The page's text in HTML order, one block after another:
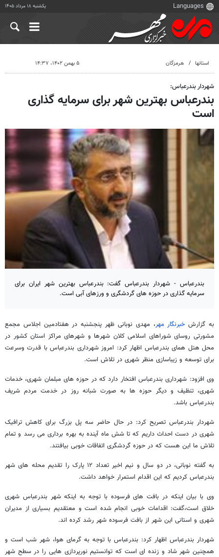
یکشنبه ۱۸ مرداد ۱۴۰۵
استانها هرمزگان ۵ بهمن ۱۴۰۲، ۱۴:۳۷
شهردار بندرعباس:
بندرعباس بهترین شهر برای سرمایه گذاری
است
بندرعباس - شهردار بندرعباس گفت: بندرعباس بهترین شهر ایران برای
سرمایه گذاری در حوزه های گردشگری و ورزهای آبی است.
به گزارش خبرنگار مهر، مهدی نوبانی ظهر پنجشنبه در هفتادمین اجلاس مجمع
مشورتی روسای شوراهای اسلامی کلان شهرها و شهرهای مراکز استان کشور در
محل هتل همای بندرعباس اظهار کرد: امروز شهرداری بندرعباس با قدرت وسرعت
برای توسعه و زیباسازی منظر شهری در تلاش است.
وی افزود: شهرداری بندرعباس افتخار دارد که در حوزه های مبلمان شهری، خدمات
شهری، تنظیف و دیگر حوزه ها به صورت شبانه روز در خدمت مردم شریف
بندرعباس باشد.
شهردار بندرعباس تصریح کرد: در حال حاضر سه پل بزرگ برای کاهش ترافیک
شهری در دست احداث داریم که تا شش ماه آینده به بهره برداری می رسد و تمام
تلاش ما این هست که در حوزه گردشگری اتفاقات خوبی بیافتند.
به گفته نوبانی، در دو سال و نیم اخیر تعداد ۱۲ پارک را تقدیم محله های شهر
بندرعباس کردیم که این اقدام استمرار خواهد داشت.
وی با بیان اینکه در بافت های فرسوده با توجه به اینکه شهر بندرعباس شهری
خلاق است،گفت: اقدامات خوبی انجام شده است و معتقدیم بسیاری از مدیران
شهری و استانی این شهر از بافت فرسوده شهر رشد کرده اند.
شهردار بندرعباس اظهار کرد: بندرعباس با توجه به گرمای هوا، شهر شب است و
همچنین شهر شاد و زنده ای است که توانستیم نورپردازی هایی را در سطح شهر